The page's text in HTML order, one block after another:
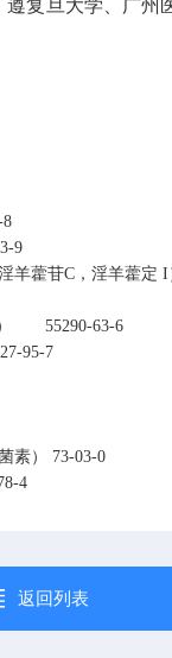
复旦大学、广
8
9
VI，淫羊藿苷C，
） 55290-63-6
95-7
素）
73-03-0
4
返回列表